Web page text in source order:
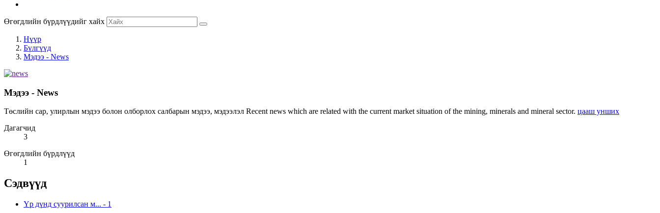
Өгөгдлийн бүрдлүүдийг хайх
Нүүр
Бүлгүүд
Мэдээ - News
Мэдээ - News
Төслийн сар, улирлын мэдээ болон олборлох салбарын мэдээ, мэдээлэл Recent news which are related with the current market situation of the mining, minerals and mineral sector. цааш унших
Дагагчид
3
Өгөгдлийн бүрдлүүд
1
Сэдвүүд
Үр дүнд суурилсан м... - 1